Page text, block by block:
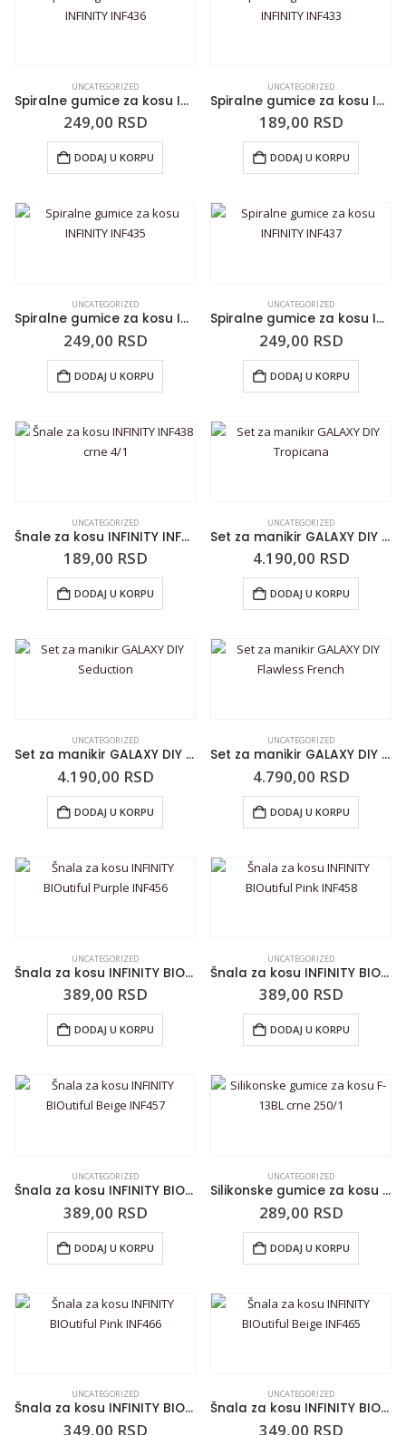
UNCATEGORIZED
Spiralne gumice za kosu INFINITY INF436
249,00 RSD
DODAJ U KORPU
UNCATEGORIZED
Spiralne gumice za kosu INFINITY INF433
189,00 RSD
DODAJ U KORPU
UNCATEGORIZED
Spiralne gumice za kosu INFINITY INF435
249,00 RSD
DODAJ U KORPU
UNCATEGORIZED
Spiralne gumice za kosu INFINITY INF437
249,00 RSD
DODAJ U KORPU
UNCATEGORIZED
Šnale za kosu INFINITY INF438 crne 4/1
189,00 RSD
DODAJ U KORPU
UNCATEGORIZED
Set za manikir GALAXY DIY Tropicana
4.190,00 RSD
DODAJ U KORPU
UNCATEGORIZED
Set za manikir GALAXY DIY Seduction
4.190,00 RSD
DODAJ U KORPU
UNCATEGORIZED
Set za manikir GALAXY DIY Flawless French
4.790,00 RSD
DODAJ U KORPU
UNCATEGORIZED
Šnala za kosu INFINITY BIOutiful Purple INF456
389,00 RSD
DODAJ U KORPU
UNCATEGORIZED
Šnala za kosu INFINITY BIOutiful Pink INF458
389,00 RSD
DODAJ U KORPU
UNCATEGORIZED
Šnala za kosu INFINITY BIOutiful Beige INF457
389,00 RSD
DODAJ U KORPU
UNCATEGORIZED
Silikonske gumice za kosu F-13BL crne 250/1
289,00 RSD
DODAJ U KORPU
UNCATEGORIZED
Šnala za kosu INFINITY BIOutiful Pink INF466
349,00 RSD
UNCATEGORIZED
Šnala za kosu INFINITY BIOutiful Beige INF465
349,00 RSD